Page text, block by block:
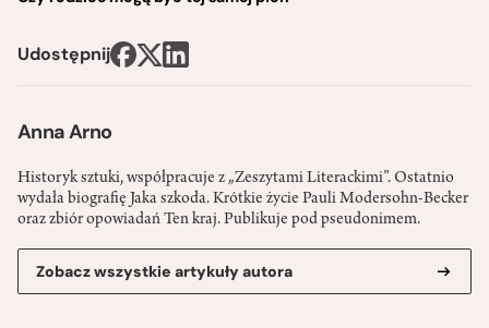
Anna Arno
Historyk sztuki, współpracuje z „Zeszytami Literackimi”. Ostatnio
wydała biografię Jaka szkoda. Krótkie życie Pauli Modersohn-Becker
oraz zbiór opowiadań Ten kraj. Publikuje pod pseudonimem.
Zobacz wszystkie artykuły autora
Udostępnij